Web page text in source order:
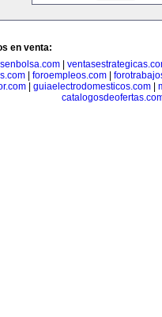
en venta:
|
| foroempleos.com|
| guiaelectrodomesticos.com|